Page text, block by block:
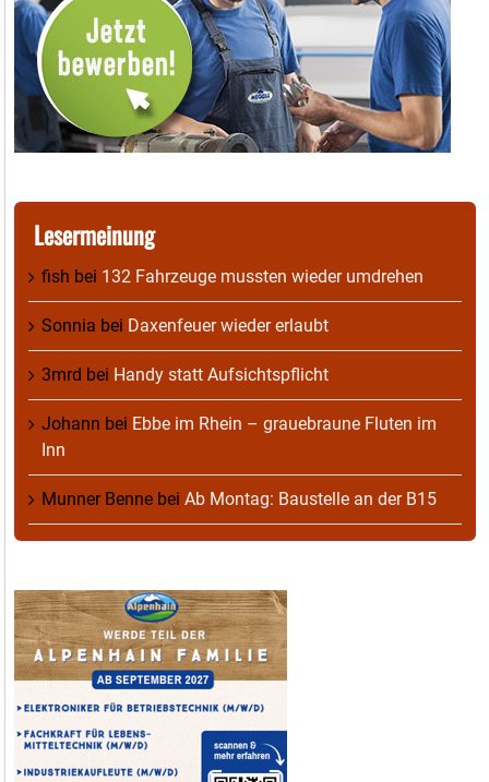
Lesermeinung
fish bei 132 Fahrzeuge mussten wieder umdrehen
Sonnia bei Daxenfeuer wieder erlaubt
3mrd bei Handy statt Aufsichtspflicht
Johann bei Ebbe im Rhein – grauebraune Fluten im
Inn
Munner Benne bei Ab Montag: Baustelle an der B15